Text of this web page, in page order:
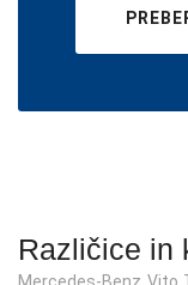
Različice in